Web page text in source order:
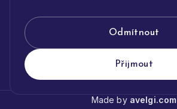
Odmítnout
Přijmout
KLENOTNICTVÍ JOLLEO
Made by avelgi.com